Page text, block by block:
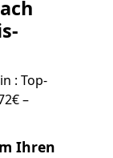
: Top-
–
Ihren